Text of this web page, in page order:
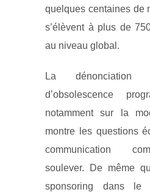
quelques centaines de
s’élèvent à plus de
au niveau global.
La dénonciation
d’obsolescence
notamment sur la
montre les questions
communication
soulever. De même
sponsoring dans